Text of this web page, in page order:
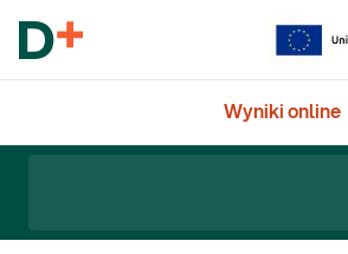
Wyniki online